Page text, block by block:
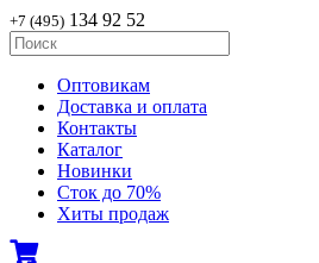
+7 (495) 134 92 52
Оптовикам
Доставка и оплата
Контакты
Каталог
Новинки
Сток до 70%
Хиты продаж